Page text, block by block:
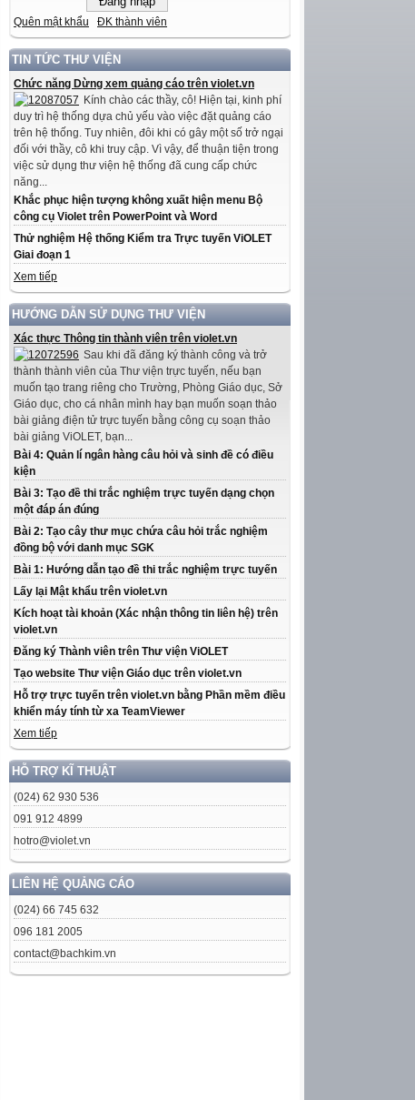
Quên mật khẩu ĐK thành viên
TIN TỨC THƯ VIỆN
Chức năng Dừng xem quảng cáo trên violet.vn
Kính chào các thầy, cô! Hiện tại, kinh phí
duy trì hệ thống dựa chủ yếu vào việc đặt quảng cáo
trên hệ thống. Tuy nhiên, đôi khi có gây một số trở ngại
đối với thầy, cô khi truy cập. Vì vậy, để thuận tiện trong
việc sử dụng thư viện hệ thống đã cung cấp chức
năng...
Khắc phục hiện tượng không xuất hiện menu Bộ
công cụ Violet trên PowerPoint và Word
Thử nghiệm Hệ thống Kiểm tra Trực tuyến ViOLET
Giai đoạn 1
Xem tiếp
HƯỚNG DẪN SỬ DỤNG THƯ VIỆN
Xác thực Thông tin thành viên trên violet.vn
Sau khi đã đăng ký thành công và trở
thành thành viên của Thư viện trực tuyến, nếu bạn
muốn tạo trang riêng cho Trường, Phòng Giáo dục, Sở
Giáo dục, cho cá nhân mình hay bạn muốn soạn thảo
bài giảng điện tử trực tuyến bằng công cụ soạn thảo
bài giảng ViOLET, bạn...
Bài 4: Quản lí ngân hàng câu hỏi và sinh đề có điều
kiện
Bài 3: Tạo đề thi trắc nghiệm trực tuyến dạng chọn
một đáp án đúng
Bài 2: Tạo cây thư mục chứa câu hỏi trắc nghiệm
đồng bộ với danh mục SGK
Bài 1: Hướng dẫn tạo đề thi trắc nghiệm trực tuyến
Lấy lại Mật khẩu trên violet.vn
Kích hoạt tài khoản (Xác nhận thông tin liên hệ) trên
violet.vn
Đăng ký Thành viên trên Thư viện ViOLET
Tạo website Thư viện Giáo dục trên violet.vn
Hỗ trợ trực tuyến trên violet.vn bằng Phần mềm điều
khiển máy tính từ xa TeamViewer
Xem tiếp
HỖ TRỢ KĨ THUẬT
(024) 62 930 536
091 912 4899
hotro@violet.vn
LIÊN HỆ QUẢNG CÁO
(024) 66 745 632
096 181 2005
contact@bachkim.vn